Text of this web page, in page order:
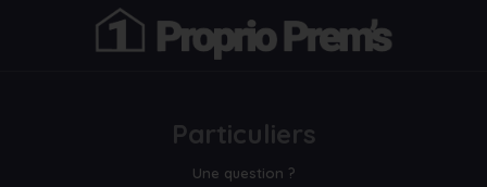
Particuliers
Une question ?